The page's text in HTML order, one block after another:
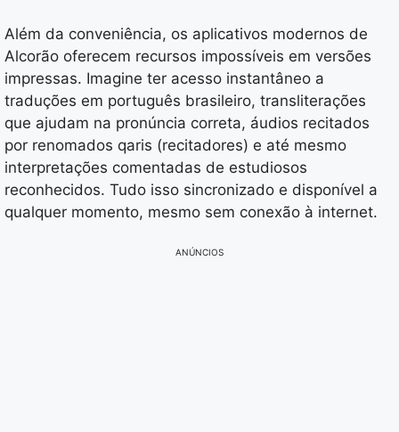
Além da conveniência, os aplicativos modernos de
Alcorão oferecem recursos impossíveis em versões
impressas. Imagine ter acesso instantâneo a
traduções em português brasileiro, transliterações
que ajudam na pronúncia correta, áudios recitados
por renomados qaris (recitadores) e até mesmo
interpretações comentadas de estudiosos
reconhecidos. Tudo isso sincronizado e disponível a
qualquer momento, mesmo sem conexão à internet.
ANÚNCIOS